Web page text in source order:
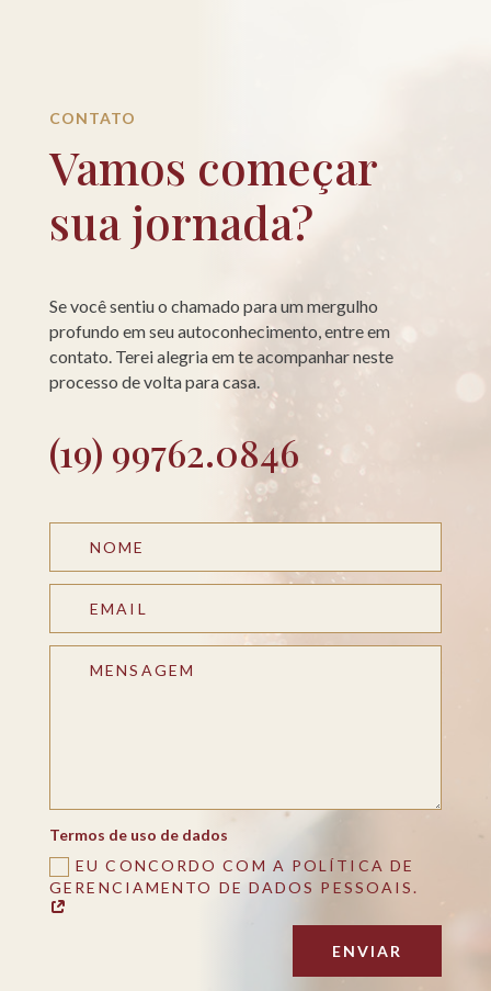
CONTATO
Vamos começar
sua jornada?
Se você sentiu o chamado para um mergulho
profundo em seu autoconhecimento, entre em
contato. Terei alegria em te acompanhar neste
processo de volta para casa.
(19) 99762.0846
Termos de uso de dados
EU CONCORDO COM A POLÍTICA DE
GERENCIAMENTO DE DADOS PESSOAIS.
ENVIAR